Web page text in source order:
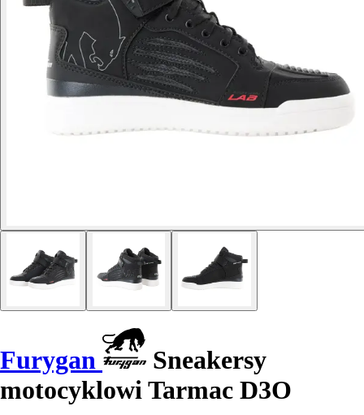
Furygan
Sneakersy
motocyklowi Tarmac D3O